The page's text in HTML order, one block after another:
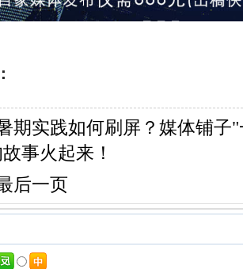
期实践如何刷屏？媒体铺子
事火起来！
后一页